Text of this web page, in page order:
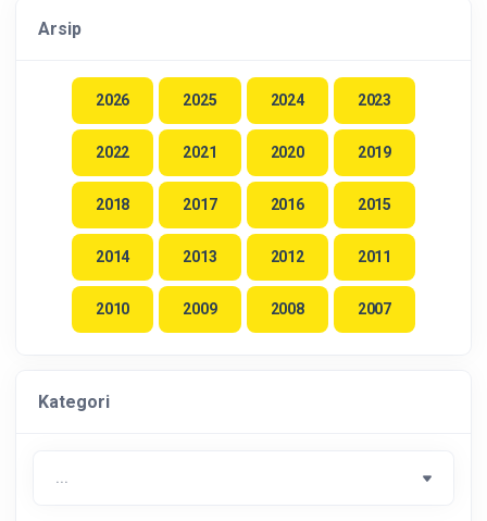
Arsip
2026 2025 2024 2023
2022 2021 2020 2019
2018 2017 2016 2015
2014 2013 2012 2011
2010 2009 2008 2007
Kategori